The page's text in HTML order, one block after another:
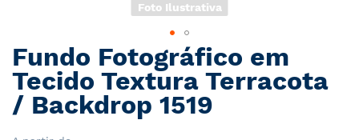
Foto Ilustrativa
Saltar
para
o
início
Fundo Fotográfico em
Tecido Textura Terracota
/ Backdrop 1519